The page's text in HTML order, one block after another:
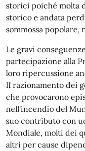
storici poiché molta
storico e andata
sommossa popolare,
Le gravi
partecipazione alla
loro ripercussione
II razionamento dei
che provocarono
nell'incendio del
suo contributo con
Mondiale, molti dei
altri per cause